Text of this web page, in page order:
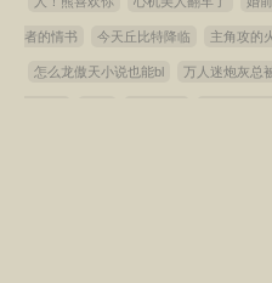
者的情书 今天丘比特降临 主角攻的
怎么龙傲天小说也能bl 万人迷炮灰总